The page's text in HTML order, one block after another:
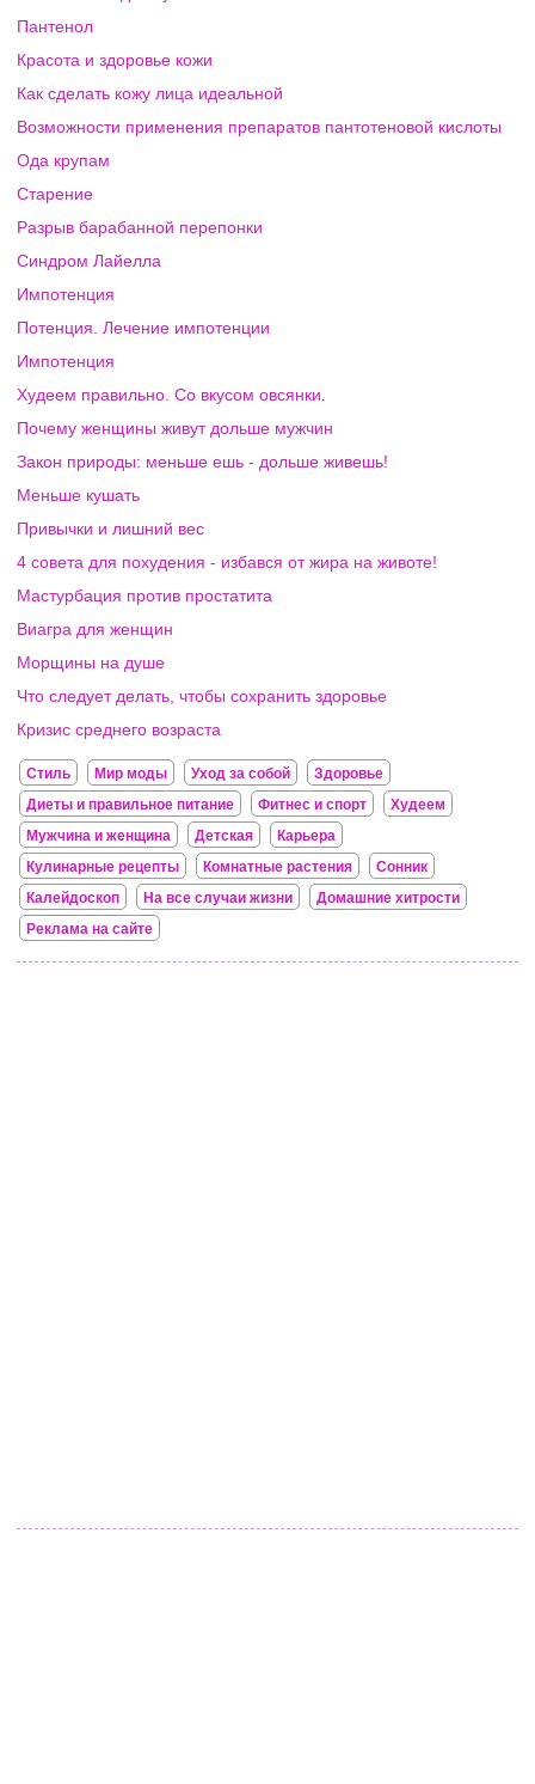
Пантенол
Красота и здоровье кожи
Как сделать кожу лица идеальной
Возможности применения препаратов пантотеновой кислоты
Ода крупам
Старение
Разрыв барабанной перепонки
Синдром Лайелла
Импотенция
Потенция. Лечение импотенции
Импотенция
Худеем правильно. Со вкусом овсянки.
Почему женщины живут дольше мужчин
Закон природы: меньше ешь - дольше живешь!
Меньше кушать
Привычки и лишний вес
4 совета для похудения - избався от жира на животе!
Мастурбация против простатита
Виагра для женщин
Морщины на душе
Что следует делать, чтобы сохранить здоровье
Кризис среднего возраста
Стиль Мир моды Уход за собой
Здоровье
Диеты и правильное питание
Фитнес и спорт
Худеем
Мужчина и женщина
Детская
Карьера
Кулинарные рецепты
Комнатные растения
Сонник
Калейдоскоп
На все случаи жизни
Домашние хитрости
Реклама на сайте